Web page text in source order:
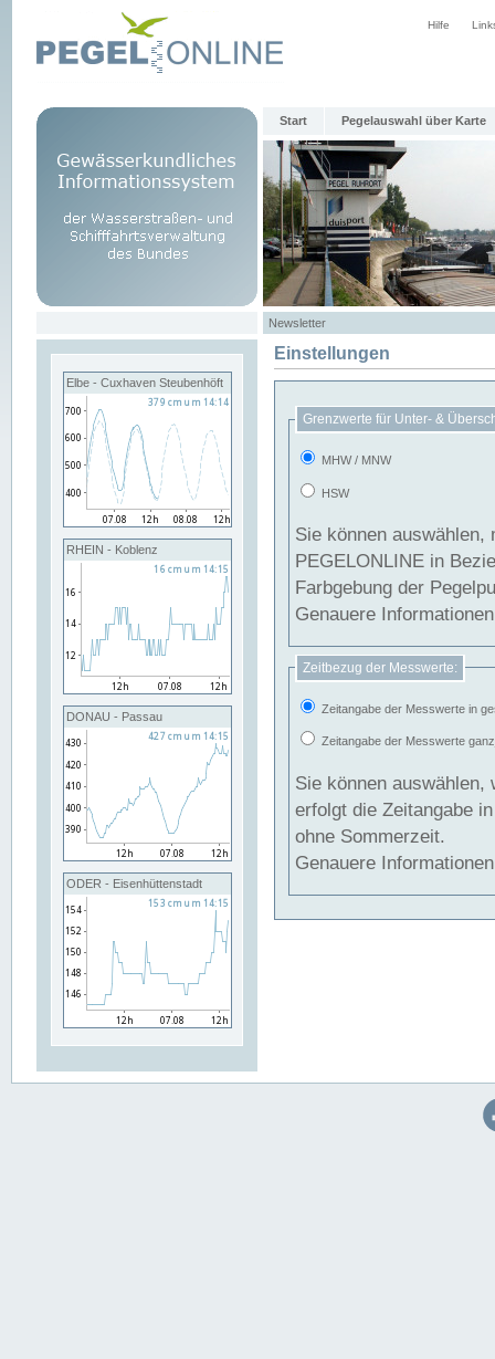
Hilfe
Start Pegelauswahl über Karte
Newsletter
Elbe - Cuxhaven Steubenhöft
RHEIN - Koblenz
DONAU - Passau
ODER - Eisenhüttenstadt
Einstellungen
Grenzwerte für Unter- &
MHW / MNW
HSW
Sie können
PEGELONLINE in Beziehung
Farbgebung der
Genauere
Zeitbezug der Messwerte:
Zeitangabe der Messwerte in
Zeitangabe der Messwerte
Sie können auswählen,
erfolgt die Zeitangabe
ohne Sommerzeit.
Genauere